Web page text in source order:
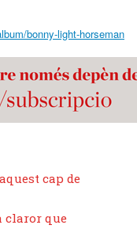
bonny-light-horseman
cap de
claror que